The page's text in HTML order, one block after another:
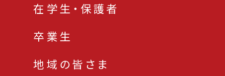
在学生・保護者
卒業生
地域の皆さま